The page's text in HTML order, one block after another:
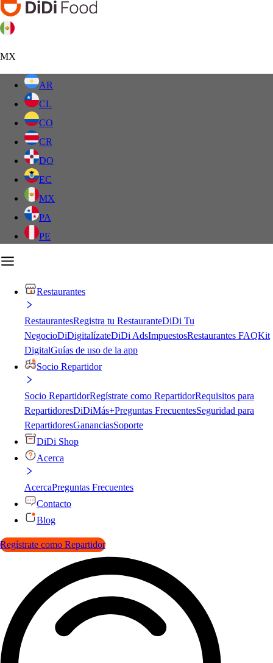
MX
AR
CL
CO
CR
DO
EC
MX
PA
PE
Restaurantes
RestaurantesRegistra tu RestauranteDiDi Tu
NegocioDiDigitalízateDiDi AdsImpuestosRestaurantes FAQKit
DigitalGuías de uso de la app
Socio Repartidor
Socio RepartidorRegístrate como RepartidorRequisitos para
RepartidoresDiDiMás+Preguntas FrecuentesSeguridad para
RepartidoresGananciasSoporte
DiDi Shop
Acerca
AcercaPreguntas Frecuentes
Contacto
Blog
Regístrate como Repartidor